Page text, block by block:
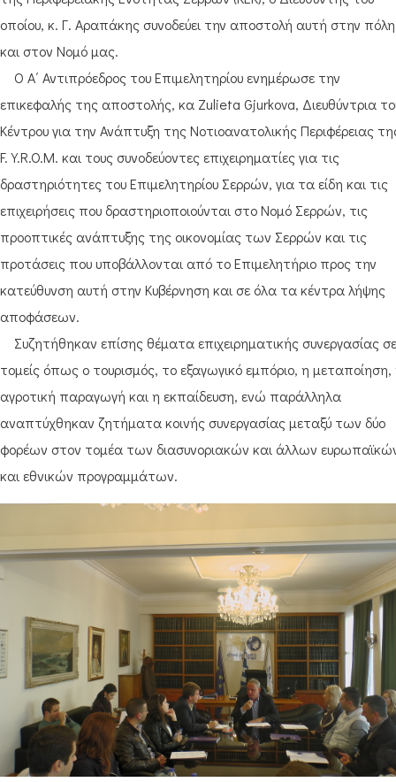
οποίου, κ. Γ. Αραπάκης συνοδεύει την αποστολή αυτή στην πόλη
και στον Νομό μας.
Ο Α΄ Αντιπρόεδρος του Επιμελητηρίου ενημέρωσε την
επικεφαλής της αποστολής, κα Zulieta Gjurkova, Διευθύντρια
Κέντρου για την Ανάπτυξη της Νοτιοανατολικής Περιφέρειας
F.Y.R.O.M. και τους συνοδεύοντες επιχειρηματίες για τις
δραστηριότητες του Επιμελητηρίου Σερρών, για τα είδη και τις
επιχειρήσεις που δραστηριοποιούνται στο Νομό Σερρών, τις
προοπτικές ανάπτυξης της οικονομίας των Σερρών και τις
προτάσεις που υποβάλλονται από το Επιμελητήριο προς την
κατεύθυνση αυτή στην Κυβέρνηση και σε όλα τα κέντρα λήψης
αποφάσεων.
Συζητήθηκαν επίσης θέματα επιχειρηματικής συνεργασίας σε
τομείς όπως ο τουρισμός, το εξαγωγικό εμπόριο, η μεταποίηση,
αγροτική παραγωγή και η εκπαίδευση, ενώ παράλληλα
αναπτύχθηκαν ζητήματα κοινής συνεργασίας μεταξύ των δύο
φορέων στον τομέα των διασυνοριακών και άλλων
και εθνικών προγραμμάτων.